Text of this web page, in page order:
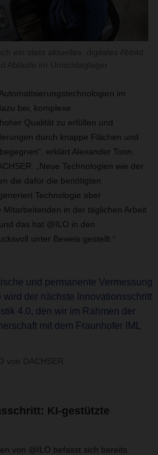
im
bei, komplexe
Qualität zu erfüllen und
durch knappe Flächen und
erklärt Alexander Tonn,
„Neue Technologien wie der
die dafür die benötigten
Technologie aber
in der täglichen Arbeit
das hat @ILO in den
unter Beweis gestellt.“
und permanente Vermessung
wird der nächste Innovationsschritt
4.0, den wir im Rahmen der
mit dem Fraunhofer IML
von DACHSER
KI-gestützte
von @ILO befasst sich bereits